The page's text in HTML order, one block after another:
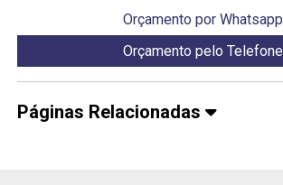
Orçamento por Whatsapp
Orçamento pelo Telefone
Páginas Relacionadas